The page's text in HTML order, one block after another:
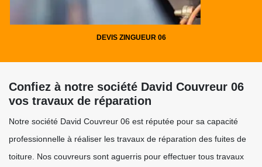
DEVIS ZINGUEUR 06
Confiez à notre société David Couvreur 06
vos travaux de réparation
Notre société David Couvreur 06 est réputée pour sa capacité
professionnelle à réaliser les travaux de réparation des fuites de
toiture. Nos couvreurs sont aguerris pour effectuer tous travaux